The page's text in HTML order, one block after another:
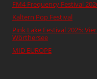
FM4 Frequency Festival
Kaltern Pop Festival
Pink Lake Festival 2025:
Wörthersee
MID EUROPE